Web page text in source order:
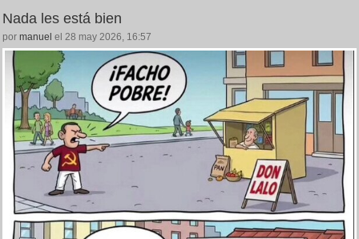
Nada les está bien
por manuel el 28 may 2026, 16:57